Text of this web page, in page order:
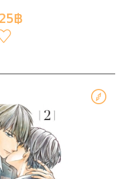
฿